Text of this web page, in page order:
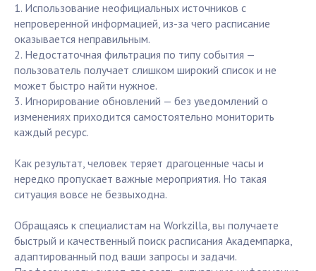
1. Использование неофициальных источников с
непроверенной информацией, из-за чего расписание
оказывается неправильным.
2. Недостаточная фильтрация по типу события —
пользователь получает слишком широкий список и не
может быстро найти нужное.
3. Игнорирование обновлений — без уведомлений о
изменениях приходится самостоятельно мониторить
каждый ресурс.
Как результат, человек теряет драгоценные часы и
нередко пропускает важные мероприятия. Но такая
ситуация вовсе не безвыходна.
Обращаясь к специалистам на Workzilla, вы получаете
быстрый и качественный поиск расписания Академпарка,
адаптированный под ваши запросы и задачи.